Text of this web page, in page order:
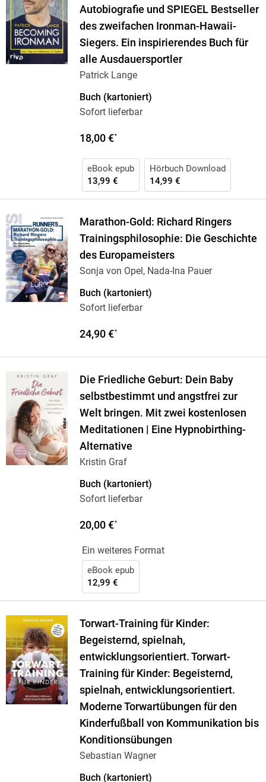
Autobiografie und SPIEGEL Bestseller
des zweifachen Ironman-Hawaii-
Siegers. Ein inspirierendes Buch für
alle Ausdauersportler
Patrick Lange
Buch (kartoniert)
Sofort lieferbar
18,00 €*
eBook epub
13,99 €
Hörbuch Download
14,99 €
Marathon-Gold: Richard Ringers
Trainingsphilosophie: Die Geschichte
des Europameisters
Sonja von Opel, Nada-Ina Pauer
Buch (kartoniert)
Sofort lieferbar
24,90 €*
Die Friedliche Geburt: Dein Baby
selbstbestimmt und angstfrei zur
Welt bringen. Mit zwei kostenlosen
Meditationen | Eine Hypnobirthing-
Alternative
Kristin Graf
Buch (kartoniert)
Sofort lieferbar
20,00 €*
Ein weiteres Format
eBook epub
12,99 €
Torwart-Training für Kinder:
Begeisternd, spielnah,
entwicklungsorientiert. Torwart-
Training für Kinder: Begeisternd,
spielnah, entwicklungsorientiert.
Moderne Torwartübungen für den
Kinderfußball von Kommunikation bis
Konditionsübungen
Sebastian Wagner
Buch (kartoniert)